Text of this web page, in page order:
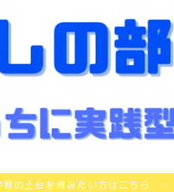
習の土台を育みたい方はこちら